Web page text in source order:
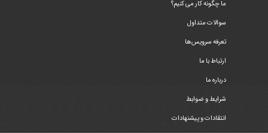
ما چگونه کار می کنیم؟
سوالات متداول
تعرفه سرویس‌ها
ارتباط با ما
درباره ما
شرایط و ضوابط
انتقادات و پیشنهادات